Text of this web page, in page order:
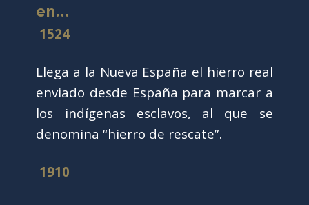
en…
1524
Llega a la Nueva España el hierro real
enviado desde España para marcar a
los indígenas esclavos, al que se
denomina “hierro de rescate”.
1910